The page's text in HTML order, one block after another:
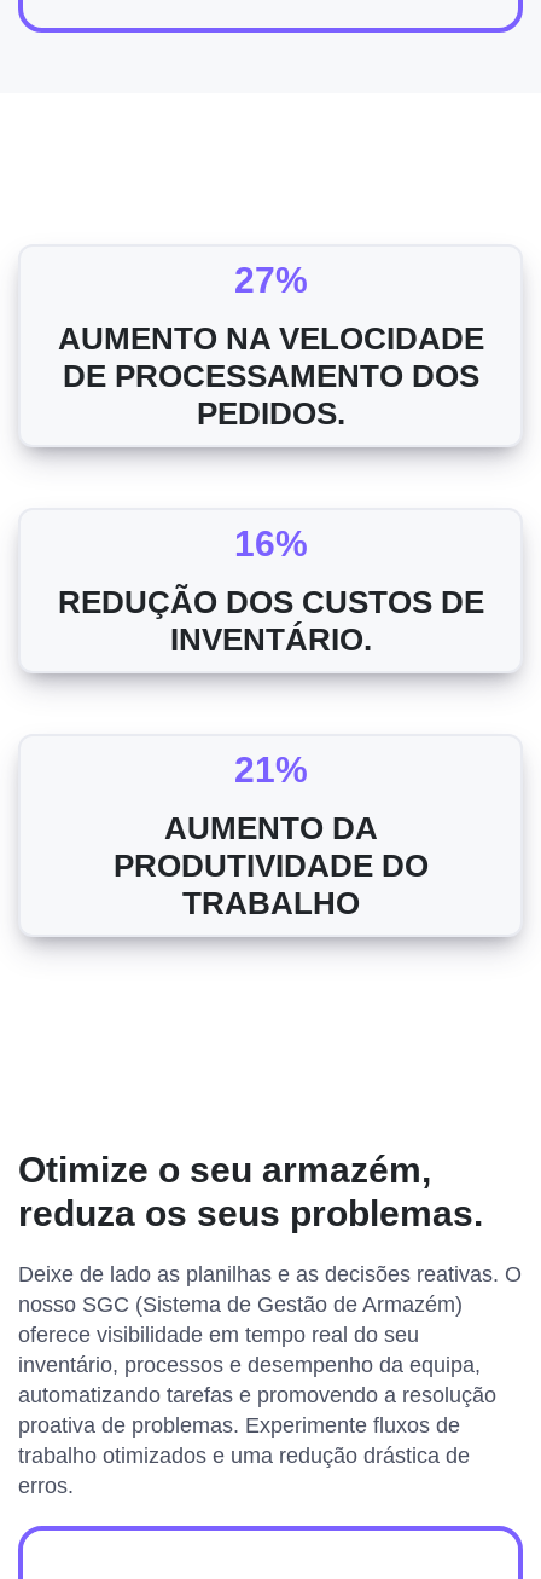
27%
AUMENTO NA VELOCIDADE
DE PROCESSAMENTO DOS
PEDIDOS.
16%
REDUÇÃO DOS CUSTOS DE
INVENTÁRIO.
21%
AUMENTO DA
PRODUTIVIDADE DO
TRABALHO
Otimize o seu armazém,
reduza os seus problemas.
Deixe de lado as planilhas e as decisões reativas. O
nosso SGC (Sistema de Gestão de Armazém)
oferece visibilidade em tempo real do seu
inventário, processos e desempenho da equipa,
automatizando tarefas e promovendo a resolução
proativa de problemas. Experimente fluxos de
trabalho otimizados e uma redução drástica de
erros.